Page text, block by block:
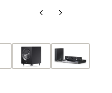
VorherigeNächste